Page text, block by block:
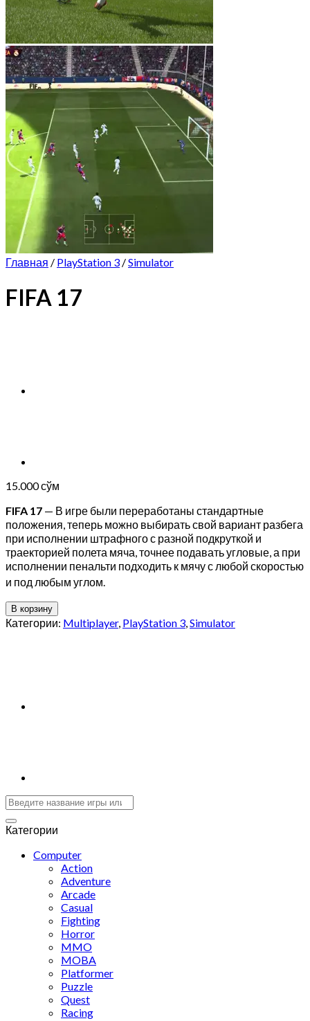
Главная / PlayStation 3 /Simulator
FIFA 17
15.000сўм
FIFA 17 — В игре были переработаны стандартные
положения, теперь можно выбирать свой вариант разбега
при исполнении штрафного с разной подкруткой и
траекторией полета мяча, точнее подавать угловые, а при
исполнении пенальти подходить к мячу с любой скоростью
и под любым углом.
В корзину
Категории: Multiplayer, PlayStation 3 Simulator
Категории
Computer
Action
Adventure
Arcade
Casual
Fighting
Horror
MMO
MOBA
Platformer
Puzzle
Quest
Racing